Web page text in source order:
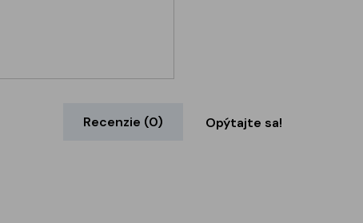
Recenzie (0) Opýtajte sa!